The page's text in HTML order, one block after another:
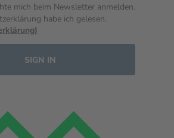
mich beim Newsletter anmelden.
habe ich gelesen.
SIGN IN